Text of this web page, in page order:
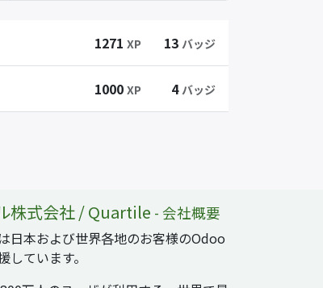
1271 XP 13 バッジ
1000 XP 4 バッジ
株式会社 / Quartile - 会社概要
日本および世界各地のお客様のOdoo
しています。